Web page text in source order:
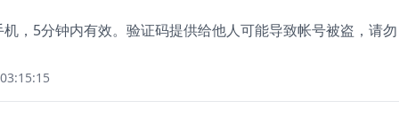
，5分钟内有效。验证码提供给他人可能导致帐号被盗，请勿